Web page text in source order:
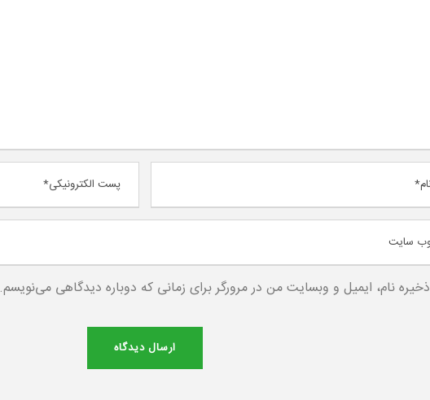
ذخیره نام، ایمیل و وبسایت من در مرورگر برای زمانی که دوباره دیدگاهی می‌نویسم.